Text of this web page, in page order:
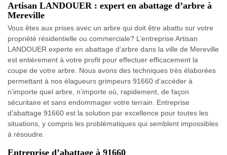
Artisan LANDOUER : expert en abattage d’arbre à
Mereville
Vous êtes aux prises avec un arbre qui doit être abattu sur votre
propriété résidentielle ou commerciale? L’entreprise Artisan
LANDOUER experte en abattage d’arbre dans la ville de Mereville
est entièrement à votre profit pour effectuer efficacement la
coupe de votre arbre. Nous avons des techniques très élaborées
permettant à nos élagueurs grimpeurs 91660 d’accéder à
n’importe quel arbre, n’importe où, rapidement, de façon
sécuritaire et sans endommager votre terrain. Entreprise
d’abattage 91660 est la solution par excellence pour toutes les
situations, y compris les problématiques qui semblent impossibles
à résoudre.
Entreprise d’abattage à 91660